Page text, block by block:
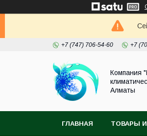
+7 (747) 706-54-60 +7
Компания
Алматы
ГЛАВНАЯ ТОВАРЫ И